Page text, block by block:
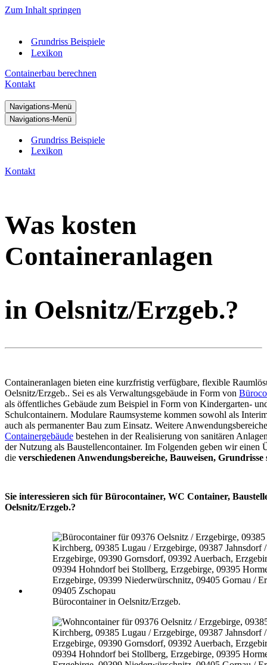
Zum Inhalt springen
Grundriss Beispiele
Lexikon
Containerbau berechnen
Kontakt
Navigations-Menü
Navigations-Menü
Grundriss Beispiele
Lexikon
Kontakt
Was kosten
Containeranlagen
in Oelsnitz/Erzgeb.?
Containeranlagen bieten eine kurzfristig verfügbare, flexible
Oelsnitz/Erzgeb.. Sei es als Verwaltungsgebäude in Form von
als öffentliches Gebäude zum Beispiel in Form von Kindergarten-
Schulcontainern. Modulare Raumsysteme kommen sowohl als
auch als permanenter Bau zum Einsatz. Weitere
Containergebäude bestehen in der Realisierung von sanitären
der Nutzung als Baustellencontainer. Im Folgenden geben wir einen
die verschiedenen Anwendungsbereiche, Bauweisen, Grundrisse
Sie interessieren sich für Bürocontainer, WC Container,
Oelsnitz/Erzgeb.?
Bürocontainer in Oelsnitz/Erzgeb.